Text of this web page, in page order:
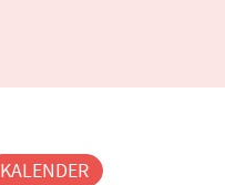
KALENDER